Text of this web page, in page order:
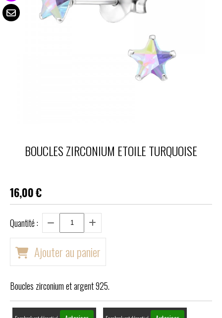
BOUCLES ZIRCONIUM ETOILE TURQUOISE
16,00€
Quantité :
Ajouter au panier
Boucles zirconium et argent 925.